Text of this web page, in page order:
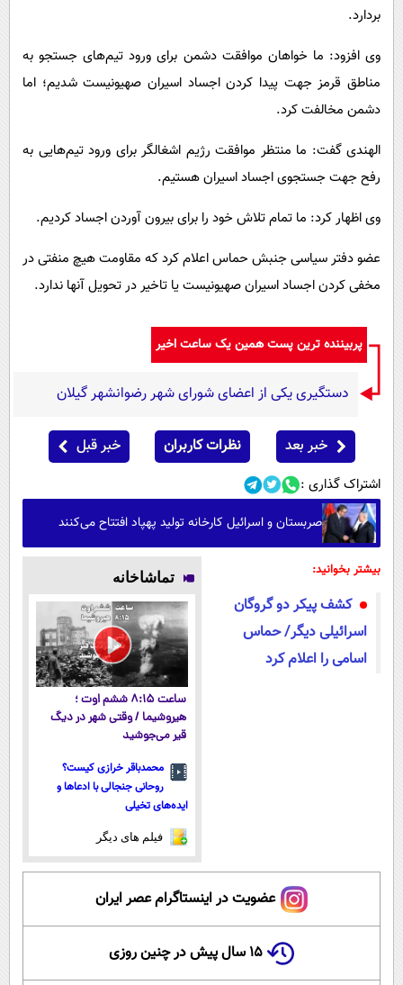
اجتماعی
حیات وحش
بردارد.
وی افزود: ما خواهان موافقت دشمن برای ورود تیم‌های جستجو به
مناطق قرمز جهت پیدا کردن اجساد اسیران صهیونیست شدیم؛ اما
دشمن مخالفت کرد.
الهندی گفت: ما منتظر موافقت رژیم اشغالگر برای ورود تیم‌هایی به
رفح جهت جستجوی اجساد اسیران هستیم.
وی اظهار کرد: ما تمام تلاش خود را برای بیرون آوردن اجساد کردیم.
عضو دفتر سیاسی جنبش حماس اعلام کرد که مقاومت هیچ منفتی در
مخفی کردن اجساد اسیران صهیونیست یا تاخیر در تحویل آنها ندارد.
پربیننده ترین پست همین یک ساعت اخیر
دستگیری یکی از اعضای شورای شهر رضوانشهر گیلان
خبر بعد نظرات کاربران خبر قبل
اشتراک گذاری :
صربستان و اسرائیل کارخانه تولید پهپاد افتتاح می‌کنند
بیشتر بخوانید:
کشف پیکر دو گروگان
اسرائیلی دیگر/ حماس
اسامی را اعلام کرد
تماشاخانه
ساعت ۸:۱۵ ششم اوت ؛
هیروشیما / وقتی شهر در دیگ
قیر می‌جوشید
محمدباقر خرازی کیست؟
روحانی جنجالی با ادعاها و
ایده‌های تخیلی
فیلم های دیگر
عضویت در اینستاگرام عصر ایران
۱۵ سال پیش در چنین روزی